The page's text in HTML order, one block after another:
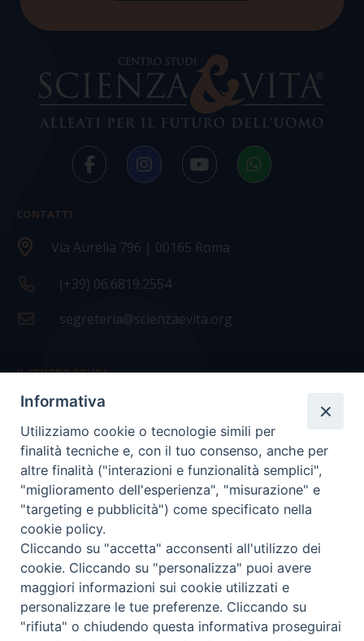
CONTATTI
Via Aurelia 796 | 00165 Roma
(+39) 06.6819.2554
segreteria@scienzaevita.org
IL CENTRO STUDI
La nostra storia
Statuto
Presidenza e ufficio presidenza
Consiglio scientifico
Coordinamento nazionale
COPYRIGHT Scienza & Vita - C.F96600690588- Tutti i
Informativa
Utilizziamo cookie o tecnologie simili per
finalità tecniche e, con il tuo consenso, anche per
altre finalità ("interazioni e funzionalità semplici",
"miglioramento dell'esperienza", "misurazione" e
"targeting e pubblicità") come specificato nella
cookie policy.
Cliccando su "accetta" acconsenti all'utilizzo dei
cookie. Cliccando su "personalizza" puoi avere
maggiori informazioni sui cookie utilizzati e
personalizzare le tue preferenze. Cliccando su
"rifiuta" o chiudendo questa informativa proseguirai